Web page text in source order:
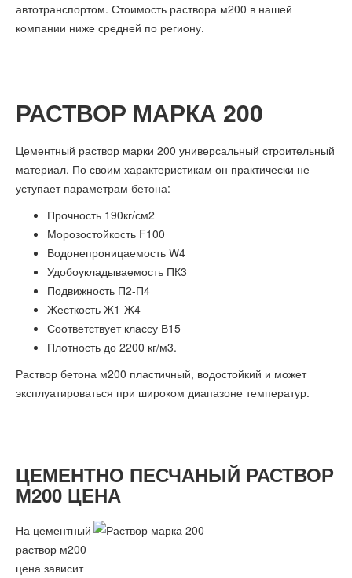
автотранспортом. Стоимость раствора м200 в нашей
компании ниже средней по региону.
РАСТВОР МАРКА 200
Цементный раствор марки 200 универсальный строительный
материал. По своим характеристикам он практически не
уступает параметрам бетона:
Прочность 190кг/см2
Морозостойкость F100
Водонепроницаемость W4
Удобоукладываемость ПК3
Подвижность П2-П4
Жесткость Ж1-Ж4
Соответствует классу В15
Плотность до 2200 кг/м3.
Раствор бетона м200 пластичный, водостойкий и может
эксплуатироваться при широком диапазоне температур.
ЦЕМЕНТНО ПЕСЧАНЫЙ РАСТВОР
М200 ЦЕНА
На цементный
раствор м200
цена зависит